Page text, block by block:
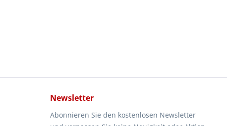
Newsletter
Abonnieren Sie den kostenlosen Newsletter